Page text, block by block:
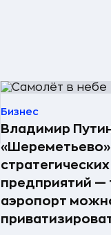
Бизнес
Владимир
«Шереметьево»
стратегических
предприятий —
аэропорт